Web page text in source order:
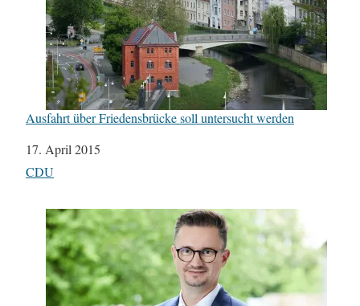
Ausfahrt über Friedensbrücke soll untersucht werden
Datum
17. April 2015
In Bezug auf
CDU